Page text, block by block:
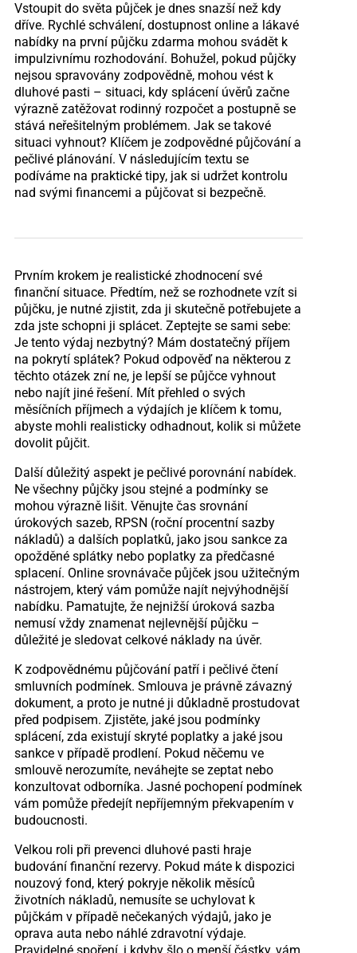
Vstoupit do světa půjček je dnes snazší než kdy
dříve. Rychlé schválení, dostupnost online a lákavé
nabídky na první půjčku zdarma mohou svádět k
impulzivnímu rozhodování. Bohužel, pokud půjčky
nejsou spravovány zodpovědně, mohou vést k
dluhové pasti – situaci, kdy splácení úvěrů začne
výrazně zatěžovat rodinný rozpočet a postupně se
stává neřešitelným problémem. Jak se takové
situaci vyhnout? Klíčem je zodpovědné půjčování a
pečlivé plánování. V následujícím textu se
podíváme na praktické tipy, jak si udržet kontrolu
nad svými financemi a půjčovat si bezpečně.
Prvním krokem je realistické zhodnocení své
finanční situace. Předtím, než se rozhodnete vzít si
půjčku, je nutné zjistit, zda ji skutečně potřebujete a
zda jste schopni ji splácet. Zeptejte se sami sebe:
Je tento výdaj nezbytný? Mám dostatečný příjem
na pokrytí splátek? Pokud odpověď na některou z
těchto otázek zní ne, je lepší se půjčce vyhnout
nebo najít jiné řešení. Mít přehled o svých
měsíčních příjmech a výdajích je klíčem k tomu,
abyste mohli realisticky odhadnout, kolik si můžete
dovolit půjčit.
Další důležitý aspekt je pečlivé porovnání nabídek.
Ne všechny půjčky jsou stejné a podmínky se
mohou výrazně lišit. Věnujte čas srovnání
úrokových sazeb, RPSN (roční procentní sazby
nákladů) a dalších poplatků, jako jsou sankce za
opožděné splátky nebo poplatky za předčasné
splacení. Online srovnávače půjček jsou užitečným
nástrojem, který vám pomůže najít nejvýhodnější
nabídku. Pamatujte, že nejnižší úroková sazba
nemusí vždy znamenat nejlevnější půjčku –
důležité je sledovat celkové náklady na úvěr.
K zodpovědnému půjčování patří i pečlivé čtení
smluvních podmínek. Smlouva je právně závazný
dokument, a proto je nutné ji důkladně prostudovat
před podpisem. Zjistěte, jaké jsou podmínky
splácení, zda existují skryté poplatky a jaké jsou
sankce v případě prodlení. Pokud něčemu ve
smlouvě nerozumíte, neváhejte se zeptat nebo
konzultovat odborníka. Jasné pochopení podmínek
vám pomůže předejít nepříjemným překvapením v
budoucnosti.
Velkou roli při prevenci dluhové pasti hraje
budování finanční rezervy. Pokud máte k dispozici
nouzový fond, který pokryje několik měsíců
životních nákladů, nemusíte se uchylovat k
půjčkám v případě nečekaných výdajů, jako je
oprava auta nebo náhlé zdravotní výdaje.